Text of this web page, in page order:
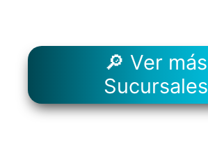
🔎 Ver más
Sucursales